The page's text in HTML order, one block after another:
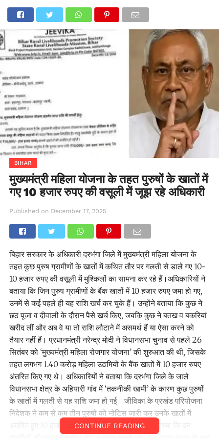
BIHAR
मुख्यमंत्री महिला योजना के तहत पुरुषों के खातों में
गए 10 हजार रुपए की वसूली में जूझ रहे अधिकारी
Published on December 17, 2025
बिहार सरकार के अधिकारी दरभंगा जिले में मुख्यमंत्री महिला योजना के
तहत कुछ पुरुष ग्रामीणों के खातों में कथित तौर पर गलती से डाले गए 10-
10 हजार रुपए की वसूली में मुश्किलों का सामना कर रहे हैं।अधिकारियों ने
बताया कि जिन पुरुष ग्रामीणों के बैंक खातों में 10 हजार रुपए जमा हो गए,
उनमें से कई पहले ही यह राशि खर्च कर चुके हैं। उन्होंने बताया कि कुछ ने
छठ पूजा व दीवाली के दौरान पैसे खर्च किए, जबकि कुछ ने बतख व बकरियां
खरीद लीं और अब वे या तो राशि लौटाने में असमर्थ हैं या ऐसा करने को
तैयार नहीं हैं। प्रधानमंत्री नरेन्द्र मोदी ने विधानसभा चुनाव से पहले 26
सितंबर को ‘मुख्यमंत्री महिला रोजगार योजना’ की शुरुआत की थी, जिसके
तहत लगभग 1.40 करोड़ महिला उद्यमियों के बैंक खातों में 10 हजार रुपए
अंतरित किए गए थे। अधिकारियों ने बताया कि दरभंगा जिले के जाले
विधानसभा क्षेत्र के अहियारी गांव में ‘तकनीकी खामी’ के कारण कुछ पुरुषों
के खातों में गलती से यह राशि जमा हो गई। जीविका के प्रखंड परियोजना
निदेशक ने कम से कम तीन पुरुषों को नोटिस जारी कर उनके खातों में
अंतरित हुए 10 हजार रुपए लौटाने को कहा है। उन्होंने बताया कि इन
CONTINUE READING